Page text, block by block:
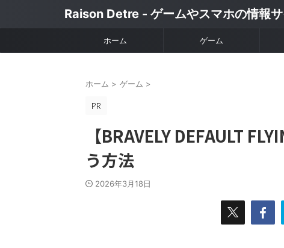
Raison Detre - ゲームやスマホの情報サ
ホーム ゲーム
ホーム > ゲーム >
【BRAVELY DEFAULT
う方法
2026年3月18日